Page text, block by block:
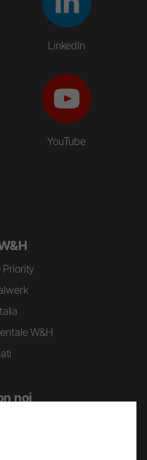
LinkedIn
YouTube
Priority
W&H
noi